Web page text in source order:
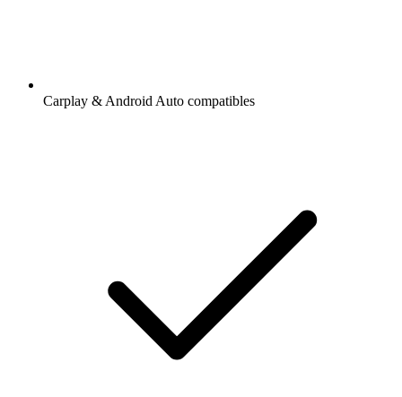
Carplay & Android Auto compatibles